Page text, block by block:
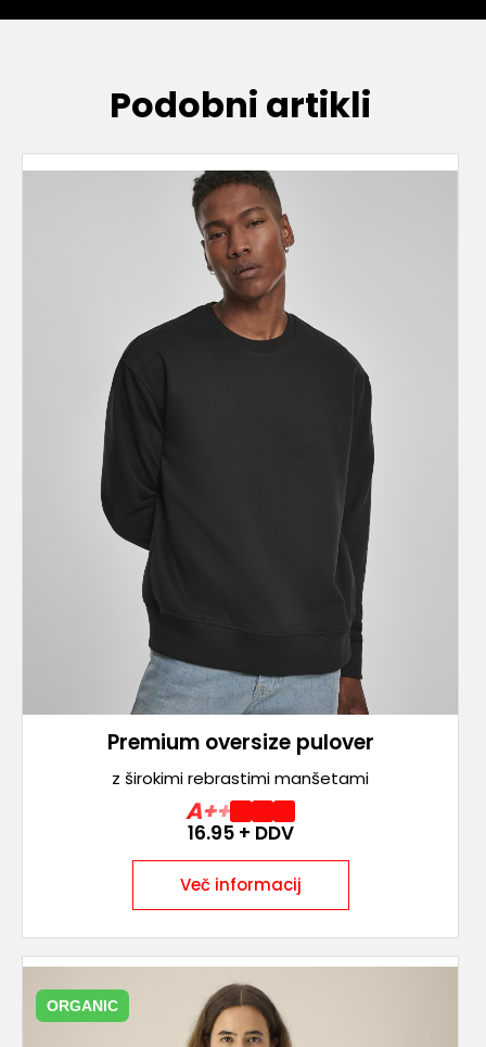
Podobni artikli
Premium oversize pulover
z širokimi rebrastimi manšetami
A++
16.95+ DDV
Več informacij
ORGANIC